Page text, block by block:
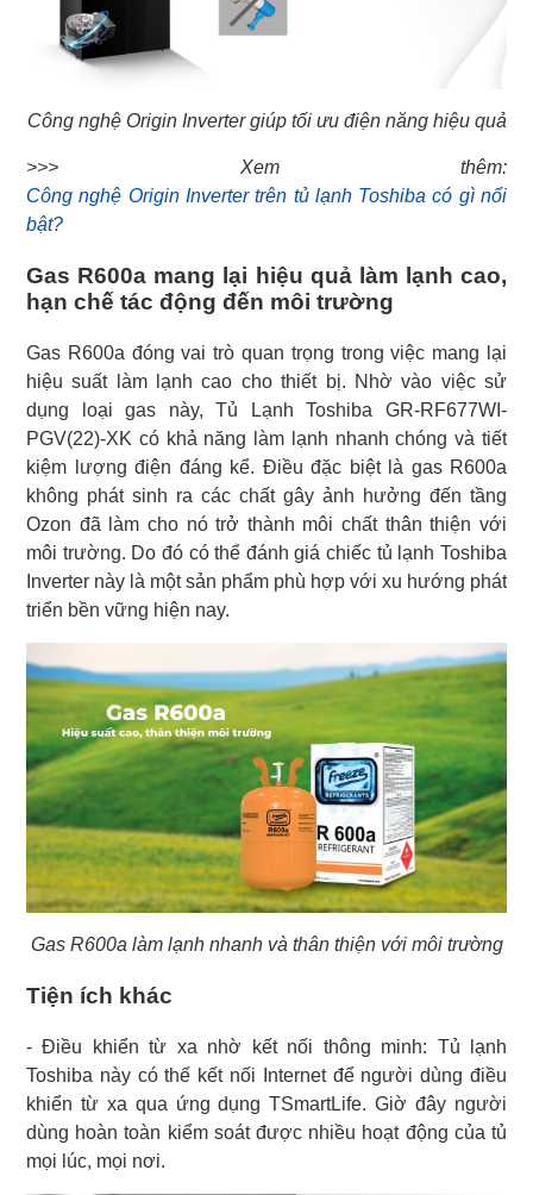
Công nghệ Origin Inverter giúp tối ưu điện năng hiệu quả
Công nghệ Origin Inverter trên tủ lạnh Toshiba có gì nổi
bật?
Gas R600a mang lại hiệu quả làm lạnh cao,
hạn chế tác động đến môi trường
Gas R600a đóng vai trò quan trọng trong việc mang lại
hiệu suất làm lạnh cao cho thiết bị. Nhờ vào việc sử
dụng loại gas này, Tủ Lạnh Toshiba GR-RF677WI-
PGV(22)-XK có khả năng làm lạnh nhanh chóng và tiết
kiệm lượng điện đáng kể. Điều đặc biệt là gas R600a
không phát sinh ra các chất gây ảnh hưởng đến tầng
Ozon đã làm cho nó trở thành môi chất thân thiện với
môi trường. Do đó có thể đánh giá chiếc tủ lạnh Toshiba
Inverter này là một sản phẩm phù hợp với xu hướng phát
triển bền vững hiện nay.
Gas R600a làm lạnh nhanh và thân thiện với môi trường
Tiện ích khác
- Điều khiển từ xa nhờ kết nối thông minh: Tủ lạnh
Toshiba này có thế kết nối Internet để người dùng điều
khiển từ xa qua ứng dụng TSmartLife. Giờ đây người
dùng hoàn toàn kiểm soát được nhiều hoạt động của tủ
mọi lúc, mọi nơi.